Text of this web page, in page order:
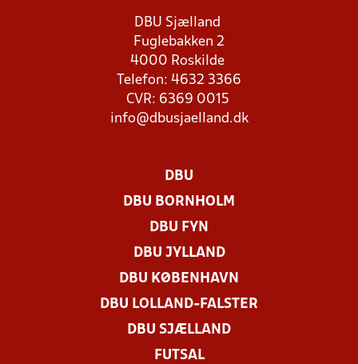
DBU Sjælland
Fuglebakken 2
4000 Roskilde
Telefon: 4632 3366
CVR: 6369 0015
info@dbusjaelland.dk
DBU
DBU BORNHOLM
DBU FYN
DBU JYLLAND
DBU KØBENHAVN
DBU LOLLAND-FALSTER
DBU SJÆLLAND
FUTSAL